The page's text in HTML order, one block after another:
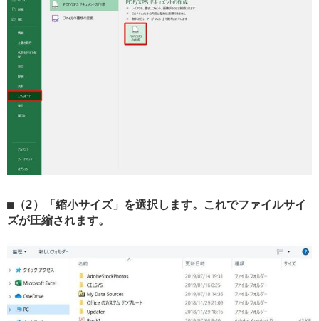
（2）「縮小サイズ」を選択します。これでファイルサイ
ズが圧縮されます。